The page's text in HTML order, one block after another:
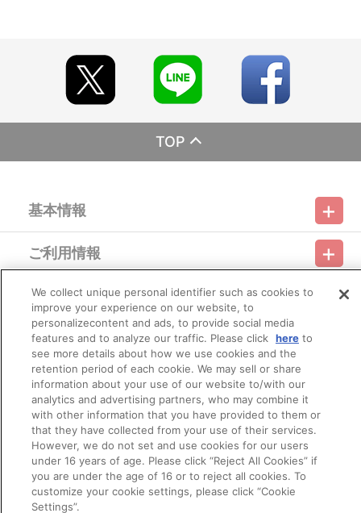
※A-on STOREでの決済方法は「カード決済」、「コンビニ決
済」、「Pay-easy（ペイジー）」、「WEB・スマホ決済」のみと
なります。
※メール受信設定を行っているお客様につきましては、必ず
[@bnfw.co.jp]のドメイン指定受信の設定をお願いいたします。
（受信許可の設定を行わないとメールが「迷惑メールフォルダ」に
あらかじめご了承ください。
※決済方法「コンビニ決済」を選択時は、メールにてご案内させて
購入・決済手続きが行われなかった場合は、キャンセル扱いとして
手続きを致します。いかなる理由でも、決済期間の延長は対応出来
だけます。
（１）A-on STOREにアクセスし、ログインします。
（２）「マイページ」の「ご注文履歴」を開きます。
（３）対象のご注文番号をクリック。
（４）「配送情報」内「決済方法」の「お支払い手続きはこちら」
から確認します。
※決済方法「WEB・スマホ決済」を選択時は、即時決済処理を実施
いたします。注文受付後の決済方法変更はできませんので、あらか
じめご了承ください。
※お客様都合による決済後のキャンセルは出来かねます。
※以下のご注文は、キャンセルさせていただく場合がございます。
（１）転売、再販売または営利目的の恐れがある注文と判断した場
（２）購入上限のある商品を個人またはグループが繰り返し注文し
た場合
TOP
基本情報
利用規約 特定商取引法に基づく表示
プライバシーオプション 会社概要
ご利用情報
ご利用ガイド サイトマップ 推奨環境
Do Not Sell or Share My Personal Information
会員メニュー
ログイン 会員規約 新規会員登録
その他のご案内
バンダイナムコフィルムワークス
© Bandai Namco Filmworks Inc. All Rights Reserved.
We collect unique personal identifier such as cookies to
improve your experience on our website, to
personalizecontent and ads, to provide social media
features and to analyze our traffic. Please click hereto
see more details about how we use cookies and the
retention period of each cookie. We may sell or share
information about your use of our website to/with our
analytics and advertising partners, who may combine it
with other information that you have provided to them or
that they have collected from your use of their services.
However, we do not set and use cookies for our users
under 16 years of age. Please click “Reject All Cookies” if
you are under the age of 16 or to reject all cookies. To
customize your cookie settings, please click “Cookie
Settings”.